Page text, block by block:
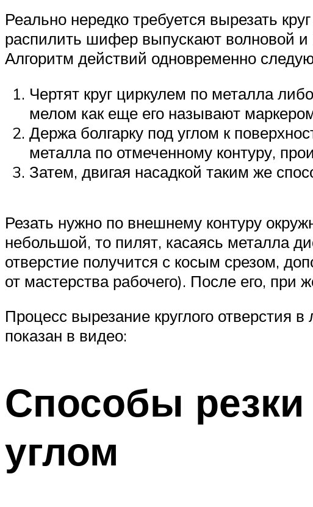
Реально нередко требуется вырезать
распилить шифер выпускают волновой и
Алгоритм действий одновременно
Чертят круг циркулем по металла
мелом как еще его называют
Держа болгарку под углом к
металла по отмеченному контуру,
Затем, двигая насадкой таким же
Резать нужно по внешнему контуру
небольшой, то пилят, касаясь металла
отверстие получится с косым срезом,
от мастерства рабочего). После его, при
Процесс вырезание круглого отверстия
показан в видео:
Способы резки
углом